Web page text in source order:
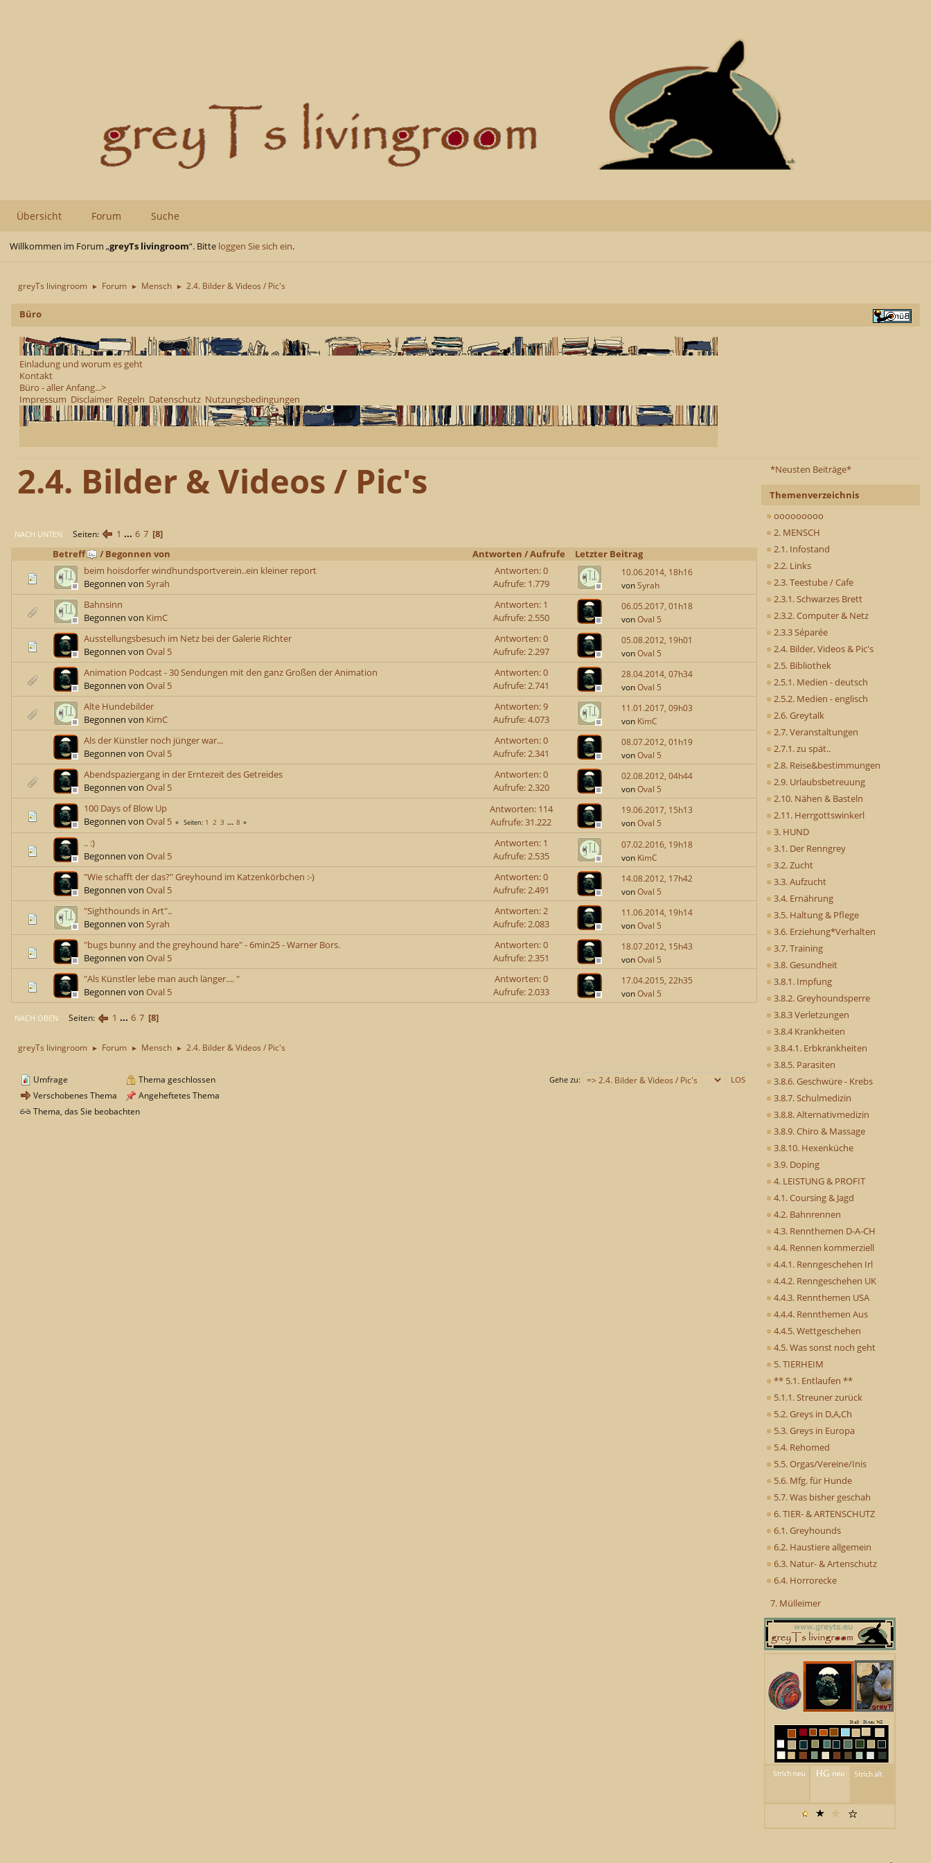
Übersicht Forum Suche
Willkommen im Forum „greyTs livingroom“. Bitte loggen Sie sich ein.
greyTs livingroom ► Forum ► Mensch ► 2.4. Bilder & Videos / Pic's
Büro
Einladung und worum es geht
Kontakt
Büro - aller Anfang...>
Impressum Disclaimer Regeln Datenschutz Nutzungsbedingungen
*Neusten Beiträge*
Themenverzeichnis
ooooooooo
2. MENSCH
2.1. Infostand
2.2. Links
2.3. Teestube / Cafe
2.3.1. Schwarzes Brett
2.3.2. Computer & Netz
2.3.3 Séparée
2.4. Bilder, Videos & Pic's
2.5. Bibliothek
2.5.1. Medien - deutsch
2.5.2. Medien - englisch
2.6. Greytalk
2.7. Veranstaltungen
2.7.1. zu spät..
2.8. Reise&bestimmungen
2.9. Urlaubsbetreuung
2.10. Nähen & Basteln
2.11. Herrgottswinkerl
3. HUND
3.1. Der Renngrey
3.2. Zucht
3.3. Aufzucht
3.4. Ernährung
3.5. Haltung & Pflege
3.6. Erziehung*Verhalten
3.7. Training
3.8. Gesundheit
3.8.1. Impfung
3.8.2. Greyhoundsperre
3.8.3 Verletzungen
3.8.4 Krankheiten
3.8.4.1. Erbkrankheiten
3.8.5. Parasiten
3.8.6. Geschwüre - Krebs
3.8.7. Schulmedizin
3.8.8. Alternativmedizin
3.8.9. Chiro & Massage
3.8.10. Hexenküche
3.9. Doping
4. LEISTUNG & PROFIT
4.1. Coursing & Jagd
4.2. Bahnrennen
4.3. Rennthemen D-A-CH
4.4. Rennen kommerziell
4.4.1. Renngeschehen Irl
4.4.2. Renngeschehen UK
4.4.3. Rennthemen USA
4.4.4. Rennthemen Aus
4.4.5. Wettgeschehen
4.5. Was sonst noch geht
5. TIERHEIM
** 5.1. Entlaufen **
5.1.1. Streuner zurück
5.2. Greys in D,A,Ch
5.3. Greys in Europa
5.4. Rehomed
5.5. Orgas/Vereine/Inis
5.6. Mfg. für Hunde
5.7. Was bisher geschah
6. TIER- & ARTENSCHUTZ
6.1. Greyhounds
6.2. Haustiere allgemein
6.3. Natur- & Artenschutz
6.4. Horrorecke
7. Mülleimer
2.4. Bilder & Videos / Pic's
NACH UNTEN Seiten 1 ... 6 7 8
Betreff
/ Begonnen von Antworten /Aufrufe
Letzter Beitrag
beim hoisdorfer windhundsportverein..ein kleiner report
Begonnen von Syrah
Antworten: 0
Aufrufe: 1.779
10.06.2014, 18h16
vonSyrah
Bahnsinn
Begonnen von KimC
Antworten: 1
Aufrufe: 2.550
06.05.2017, 01h18
vonOval 5
Ausstellungsbesuch im Netz bei der Galerie Richter
Begonnen von Oval 5
Antworten: 0
Aufrufe: 2.297
05.08.2012, 19h01
vonOval 5
Animation Podcast - 30 Sendungen mit den ganz Großen der Animation
Begonnen von Oval 5
Antworten: 0
Aufrufe: 2.741
28.04.2014, 07h34
vonOval 5
Alte Hundebilder
Begonnen von KimC
Antworten: 9
Aufrufe: 4.073
11.01.2017, 09h03
von KimC
Als der Künstler noch jünger war...
Begonnen von Oval 5
Antworten: 0
Aufrufe: 2.341
08.07.2012, 01h19
vonOval 5
Abendspaziergang in der Erntezeit des Getreides
Begonnen von Oval 5
Antworten: 0
Aufrufe: 2.320
02.08.2012, 04h44
vonOval 5
100 Days of Blow Up
Begonnen von Oval 5 Seiten 1 2 3 ... 8
Antworten: 114
Aufrufe: 31.222
19.06.2017, 15h13
vonOval 5
.. :)
Begonnen von Oval 5
Antworten: 1
Aufrufe: 2.535
07.02.2016, 19h18
von KimC
"Wie schafft der das?" Greyhound im Katzenkörbchen :-)
Begonnen von Oval 5
Antworten: 0
Aufrufe: 2.491
14.08.2012, 17h42
vonOval 5
"Sighthounds in Art"..
Begonnen von Syrah
Antworten: 2
Aufrufe: 2.083
11.06.2014, 19h14
vonOval 5
"bugs bunny and the greyhound hare" - 6min25 - Warner Bors.
Begonnen von Oval 5
Antworten: 0
Aufrufe: 2.351
18.07.2012, 15h43
vonOval 5
"Als Künstler lebe man auch länger.... "
Begonnen von Oval 5
Antworten: 0
Aufrufe: 2.033
17.04.2015, 22h35
vonOval 5
NACH OBEN Seiten 1 ... 6 7 8
greyTs livingroom ► Forum ► Mensch ► 2.4. Bilder & Videos / Pic's
Gehe zu
Umfrage
Verschobenes Thema
Thema geschlossen
Angeheftetes Thema
Thema, das Sie beobachten